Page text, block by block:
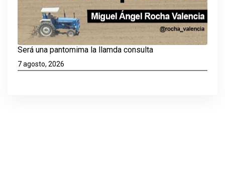
Será una pantomima la llamda consulta
7 agosto, 2026